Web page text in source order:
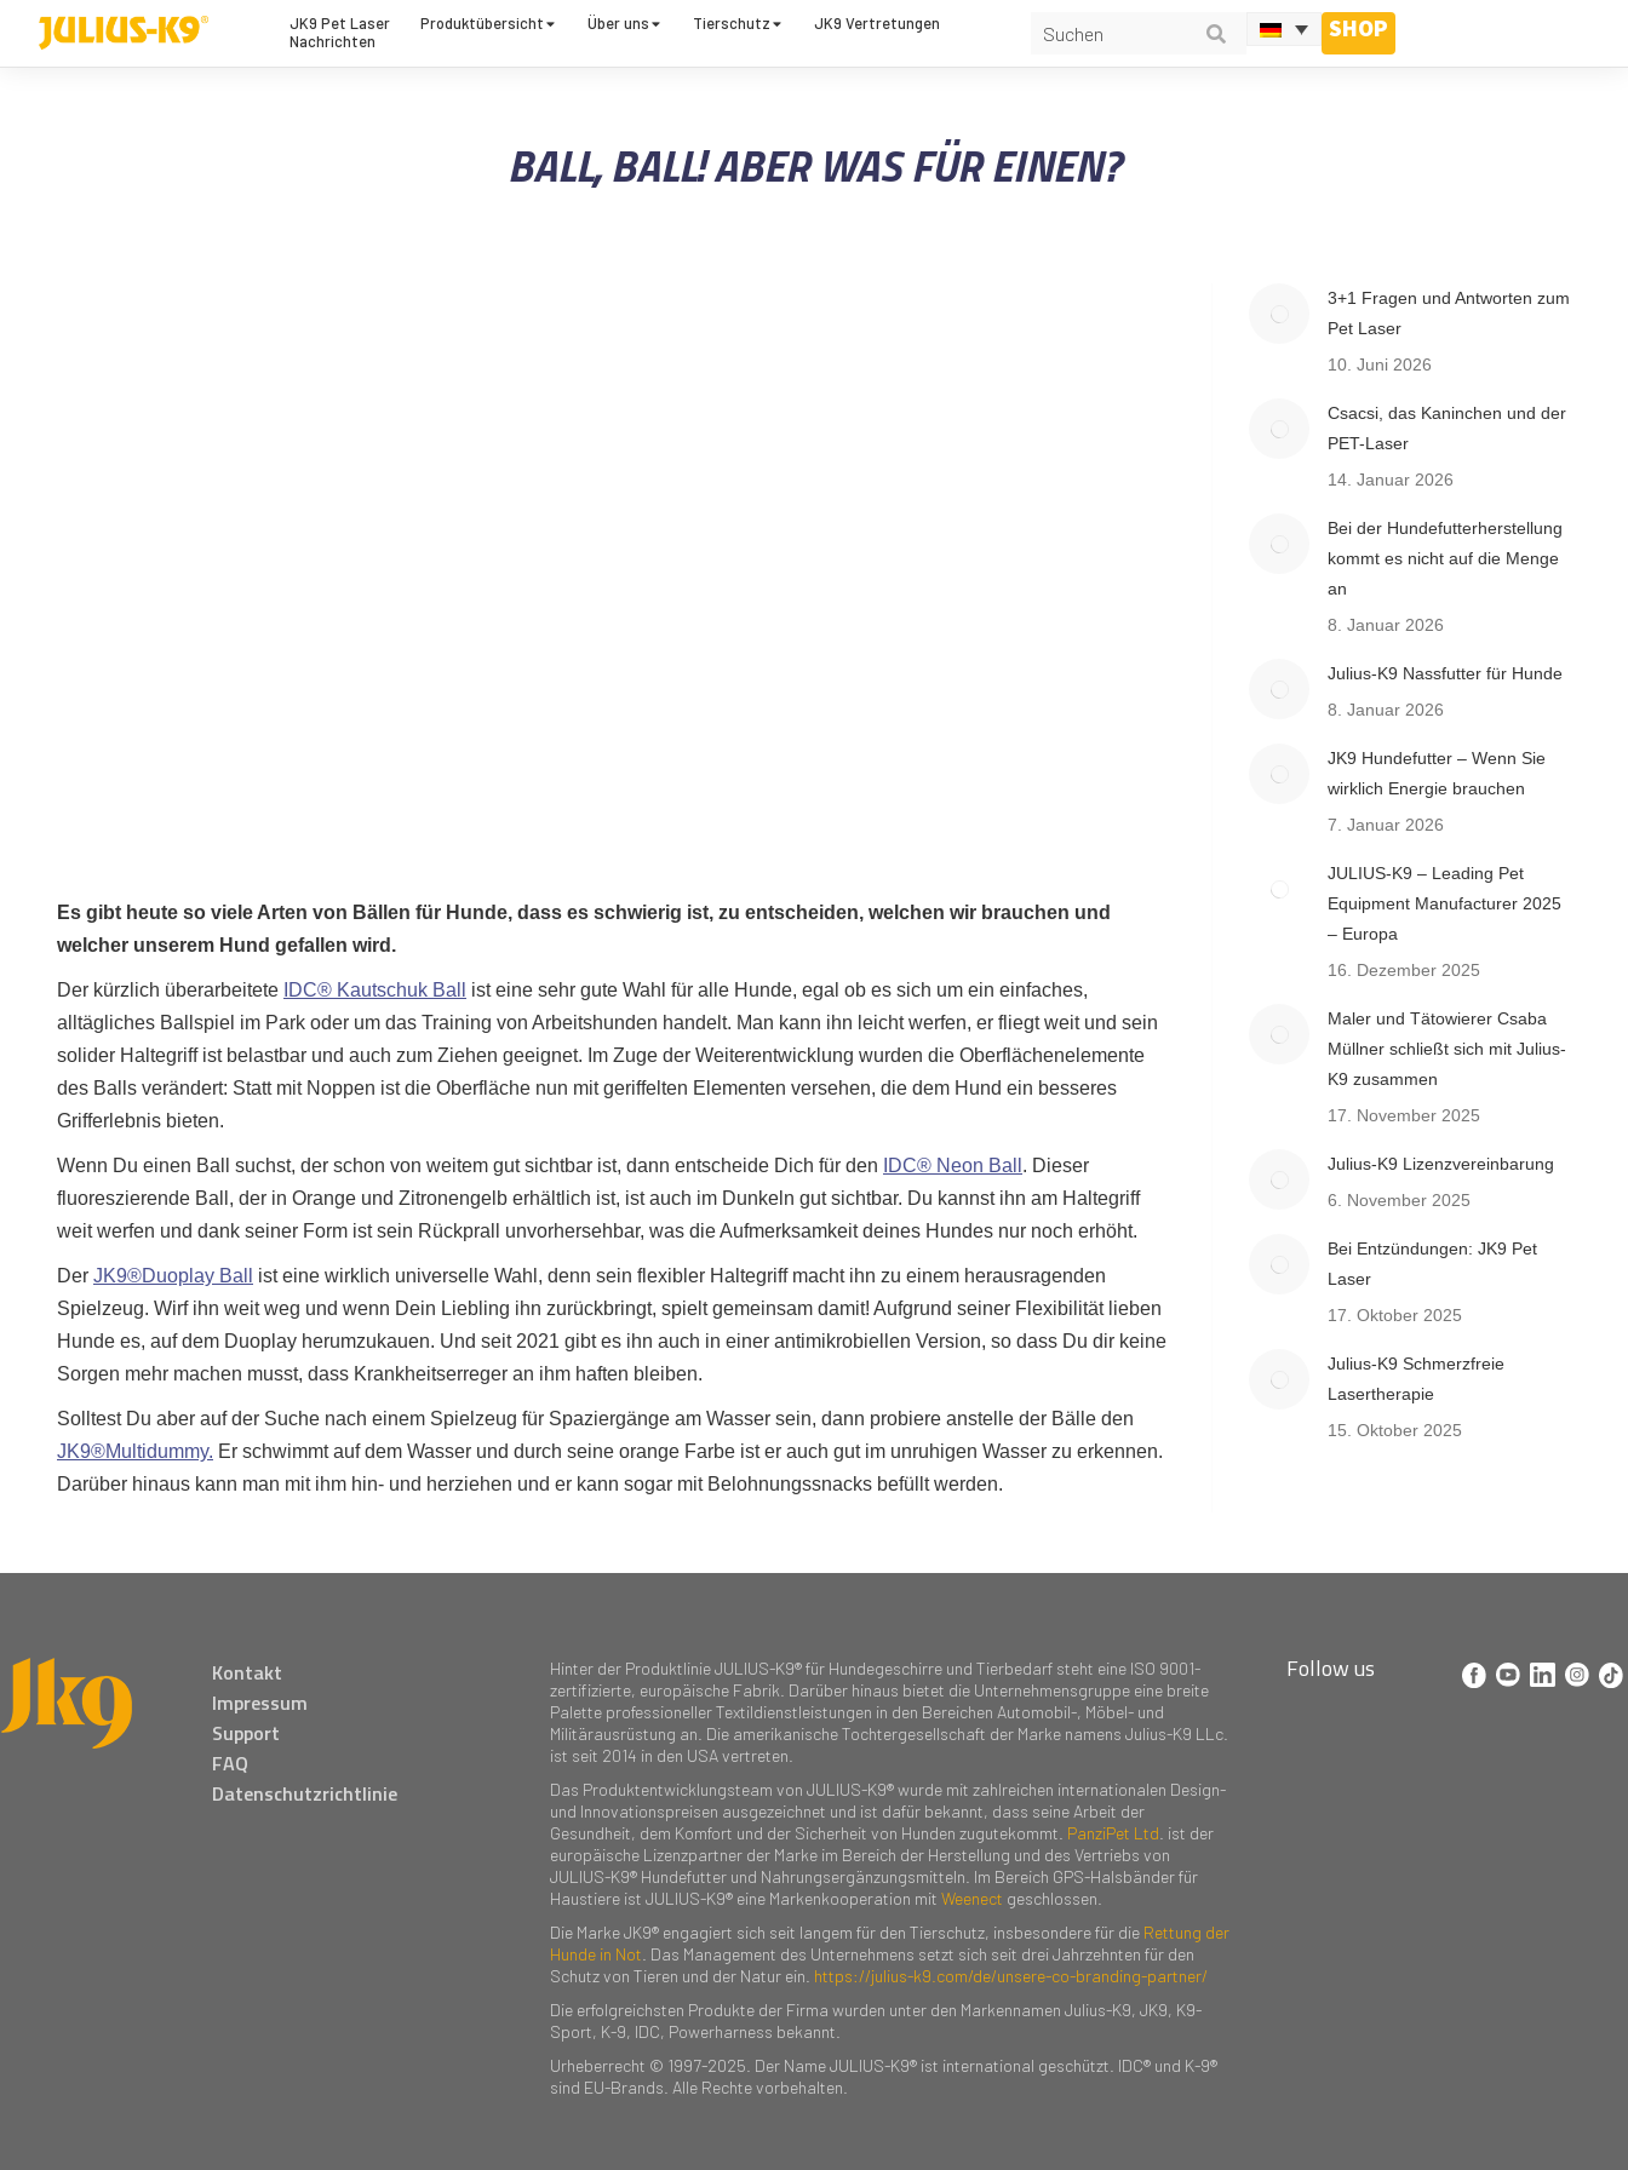
JK9 Pet Laser Produktübersicht Über uns Tierschutz
JK9 Vertretungen
Nachrichten
SHOP
BALL, BALL! ABER WAS FÜR EINEN?
Es gibt heute so viele Arten von Bällen für Hunde, dass es schwierig ist, zu entscheiden, welchen wir brauchen und
welcher unserem Hund gefallen wird.
Der kürzlich überarbeitete IDC® Kautschuk Ball
ist eine sehr gute Wahl für alle Hunde, egal ob es sich um ein einfaches,
alltägliches Ballspiel im Park oder um das Training von Arbeitshunden handelt. Man kann ihn leicht werfen, er fliegt weit und sein
solider Haltegriff ist belastbar und auch zum Ziehen geeignet. Im Zuge der Weiterentwicklung wurden die Oberflächenelemente
des Balls verändert: Statt mit Noppen ist die Oberfläche nun mit geriffelten Elementen versehen, die dem Hund ein besseres
Grifferlebnis bieten.
Wenn Du einen Ball suchst, der schon von weitem gut sichtbar ist, dann entscheide Dich für den IDC® Neon Ball . Dieser
fluoreszierende Ball, der in Orange und Zitronengelb erhältlich ist, ist auch im Dunkeln gut sichtbar. Du kannst ihn am Haltegriff
weit werfen und dank seiner Form ist sein Rückprall unvorhersehbar, was die Aufmerksamkeit deines Hundes nur noch erhöht.
Der JK9®Duoplay Ball
ist eine wirklich universelle Wahl, denn sein flexibler Haltegriff macht ihn zu einem herausragenden
Spielzeug. Wirf ihn weit weg und wenn Dein Liebling ihn zurückbringt, spielt gemeinsam damit! Aufgrund seiner Flexibilität lieben
Hunde es, auf dem Duoplay herumzukauen. Und seit 2021 gibt es ihn auch in einer antimikrobiellen Version, so dass Du dir keine
Sorgen mehr machen musst, dass Krankheitserreger an ihm haften bleiben.
Solltest Du aber auf der Suche nach einem Spielzeug für Spaziergänge am Wasser sein, dann probiere anstelle der Bälle den
JK9®Multidummy. Er schwimmt auf dem Wasser und durch seine orange Farbe ist er auch gut im unruhigen Wasser zu erkennen.
Darüber hinaus kann man mit ihm hin- und herziehen und er kann sogar mit Belohnungssnacks befüllt werden.
3+1 Fragen und Antworten zum
Pet Laser
10. Juni 2026
Csacsi, das Kaninchen und der
PET-Laser
14. Januar 2026
Bei der Hundefutterherstellung
kommt es nicht auf die Menge
an
8. Januar 2026
Julius-K9 Nassfutter für Hunde
8. Januar 2026
JK9 Hundefutter – Wenn Sie
wirklich Energie brauchen
7. Januar 2026
JULIUS-K9 – Leading Pet
Equipment Manufacturer 2025
– Europa
16. Dezember 2025
Maler und Tätowierer Csaba
Müllner schließt sich mit Julius-
K9 zusammen
17. November 2025
Julius-K9 Lizenzvereinbarung
6. November 2025
Bei Entzündungen: JK9 Pet
Laser
17. Oktober 2025
Julius-K9 Schmerzfreie
Lasertherapie
15. Oktober 2025
Kontakt
Impressum
Support
FAQ
Datenschutzrichtlinie
Hinter der Produktlinie JULIUS-K9® für Hundegeschirre und Tierbedarf steht eine ISO 9001-
zertifizierte, europäische Fabrik. Darüber hinaus bietet die Unternehmensgruppe eine breite
Palette professioneller Textildienstleistungen in den Bereichen Automobil-, Möbel- und
Militärausrüstung an. Die amerikanische Tochtergesellschaft der Marke namens Julius-K9 LLc.
ist seit 2014 in den USA vertreten.
Das Produktentwicklungsteam von JULIUS-K9® wurde mit zahlreichen internationalen Design-
und Innovationspreisen ausgezeichnet und ist dafür bekannt, dass seine Arbeit der
Gesundheit, dem Komfort und der Sicherheit von Hunden zugutekommt. PanziPet Ltd . ist der
europäische Lizenzpartner der Marke im Bereich der Herstellung und des Vertriebs von
JULIUS-K9® Hundefutter und Nahrungsergänzungsmitteln. Im Bereich GPS-Halsbänder für
Haustiere ist JULIUS-K9® eine Markenkooperation mit Weenect geschlossen.
Die Marke JK9® engagiert sich seit langem für den Tierschutz, insbesondere für die Rettung der
Hunde in Not . Das Management des Unternehmens setzt sich seit drei Jahrzehnten für den
Schutz von Tieren und der Natur ein. https://julius-k9.com/de/unsere-co-branding-partner/
Die erfolgreichsten Produkte der Firma wurden unter den Markennamen Julius-K9, JK9, K9-
Sport, K-9, IDC, Powerharness bekannt.
Urheberrecht © 1997-2025. Der Name JULIUS-K9® ist international geschützt. IDC® und K-9®
sind EU-Brands. Alle Rechte vorbehalten.
Follow us